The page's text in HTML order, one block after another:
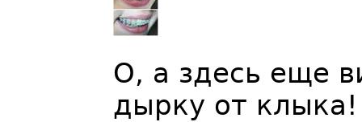
О, а здесь еще
дырку от клыка!